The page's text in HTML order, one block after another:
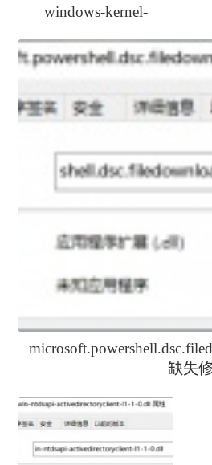
windows-kernel-
events.dll如何修复
缺失